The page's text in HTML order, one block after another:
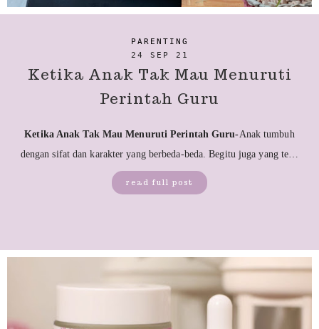
PARENTING
24 SEP 21
Ketika Anak Tak Mau Menuruti
Perintah Guru
Ketika Anak Tak Mau Menuruti Perintah Guru-Anak tumbuh
dengan sifat dan karakter yang berbeda-beda. Begitu juga yang te…
read full post